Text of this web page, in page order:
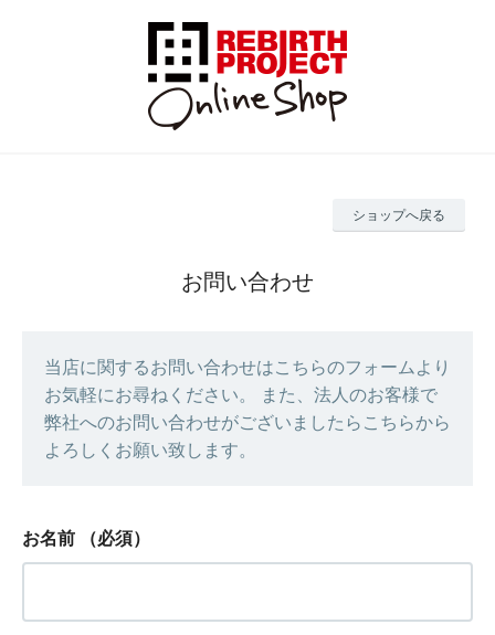
ショップへ戻る
お問い合わせ
当店に関するお問い合わせはこちらのフォームより
お気軽にお尋ねください。 また、法人のお客様で
弊社へのお問い合わせがございましたらこちらから
よろしくお願い致します。
お名前 （必須）